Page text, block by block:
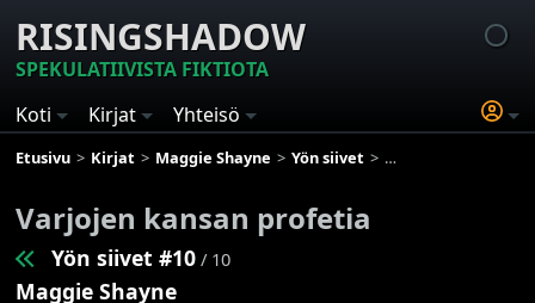
RISINGSHADOW
SPEKULATIIVISTA FIKTIOTA
Koti
Kirjat Yhteisö
Etusivu Kirjat Maggie Shayne Yön siivet Varjojen kansan
Varjojen kansan profetia
Yön siivet #10 / 10
Maggie Shayne